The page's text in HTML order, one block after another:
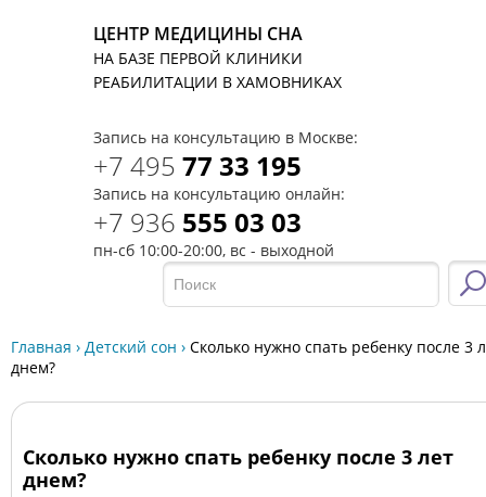
ЦЕНТР МЕДИЦИНЫ СНА
НА БАЗЕ ПЕРВОЙ КЛИНИКИ
РЕАБИЛИТАЦИИ В ХАМОВНИКАХ
Запись на консультацию в Москве:
+7 495 77 33 195
Запись на консультацию онлайн:
+7 936 555 03 03
пн-сб 10:00-20:00, вс - выходной
Главная › Детский сон › Сколько нужно спать ребенку после 3
днем?
Сколько нужно спать ребенку после 3 лет
днем?